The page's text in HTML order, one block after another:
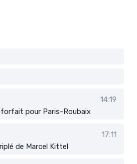
14:19
forfait pour Paris-Roubaix
17:11
de Marcel Kittel